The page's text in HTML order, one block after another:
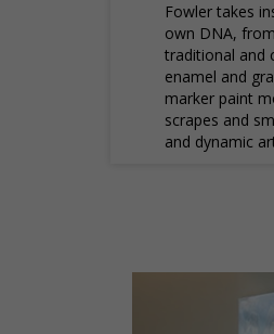
Fowler takes
own DNA,
traditional and
enamel and
marker paint
scrapes and
and dynamic